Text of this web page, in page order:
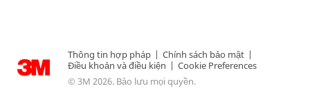
Thông tin hợp pháp | Chính sách bảo mật |
Điều khoản và điều kiện | Cookie Preferences
© 3M 2026. Bảo lưu mọi quyền.